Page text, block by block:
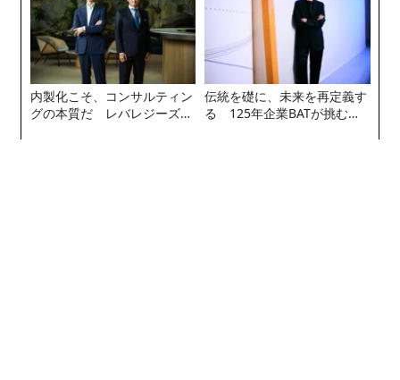
内製化こそ、コンサルティン
グの本質だ レバレジーズが
伝統を礎に、未来を再定義す
る 125年企業BATが挑むス